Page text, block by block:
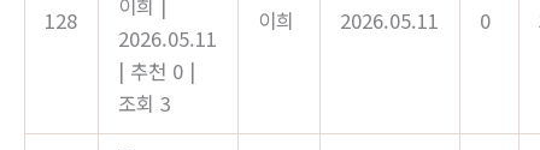
128
이희 |
2026.05.11
| 추천 0 |
조회 3
이희 2026.05.11 0